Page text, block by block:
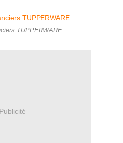
TUPPERWARE
Publicité